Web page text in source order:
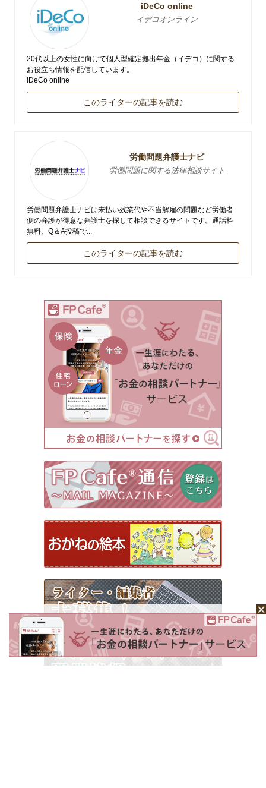
iDeCo online
イデコオンライン
20代以上の女性に向けて個人型確定拠出年金（イデコ）に関する
お役立ち情報を配信しています。
iDeCo online
このライターの記事を読む
労働問題弁護士ナビ
労働問題に関する法律相談サイト
労働問題弁護士ナビは未払い残業代や不当解雇の問題など労働者
側の弁護が得意な弁護士を探して相談できるサイトです。通話料
無料、Q＆A投稿で...
このライターの記事を読む